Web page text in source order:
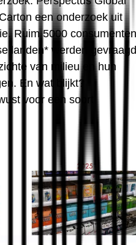
een onderzoek uit
Ruim 5000 consumenten
landen* werden gevraagd
van milieu en hun
En wat blijkt?
voor een soort